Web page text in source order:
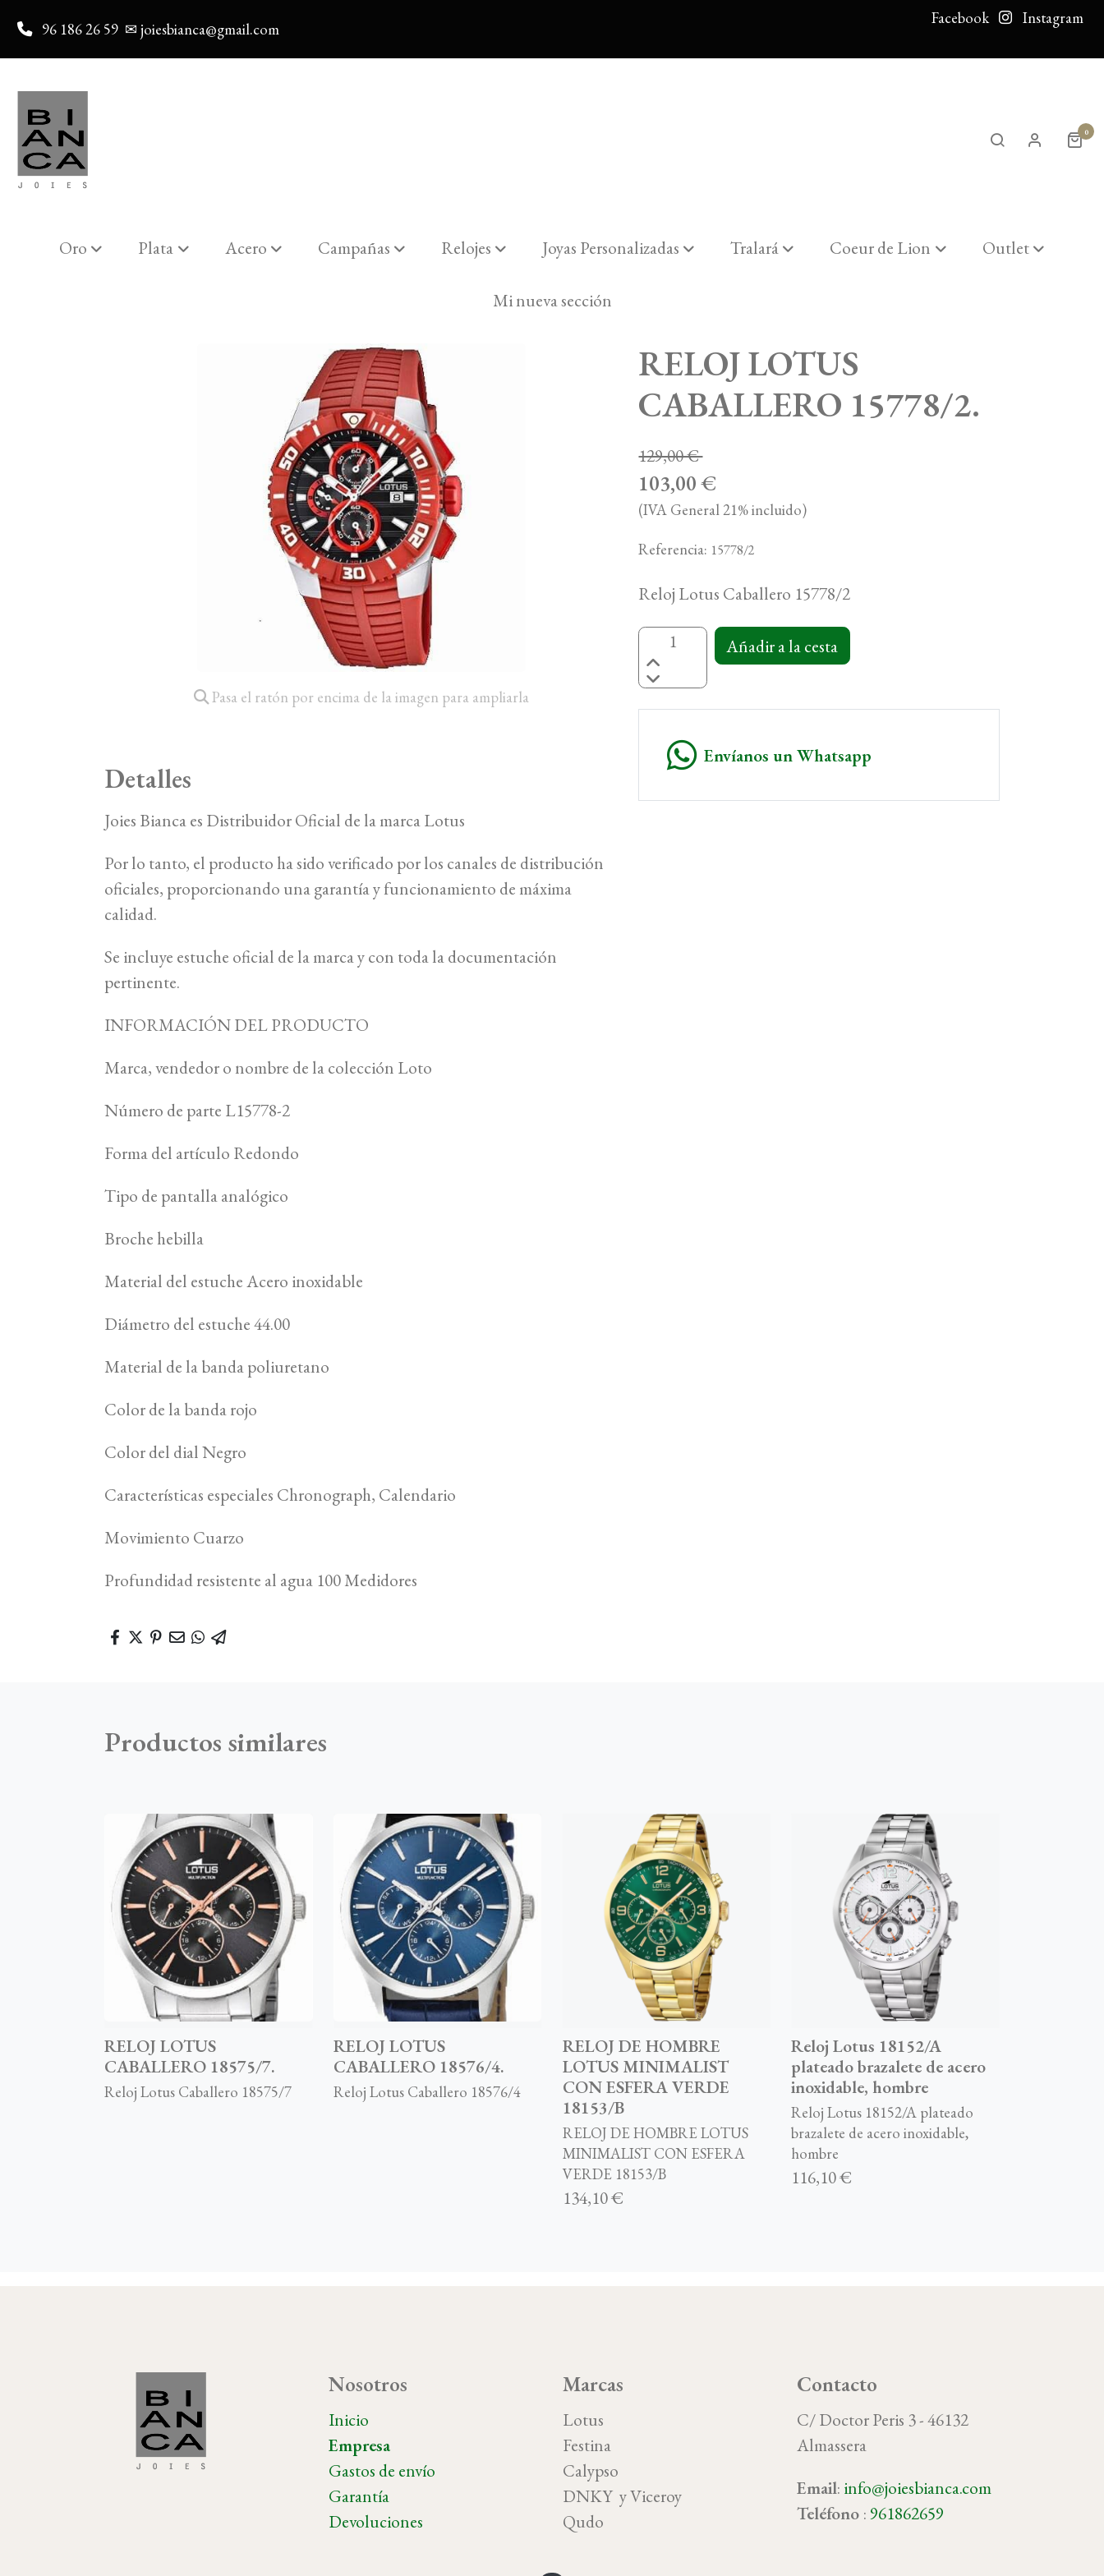
96 186 26 59 ✉ joiesbianca@gmail.com
Facebook Instagram
0
Oro Plata Acero Campañas Relojes Joyas Personalizadas Tralará Coeur de Lion Outlet
Mi nueva sección
Pasa el ratón por encima de la imagen para ampliarla
Detalles
Joies Bianca es Distribuidor Oficial de la marca Lotus
Por lo tanto, el producto ha sido verificado por los canales de distribución
oficiales, proporcionando una garantía y funcionamiento de máxima
calidad.
Se incluye estuche oficial de la marca y con toda la documentación
pertinente.
INFORMACIÓN DEL PRODUCTO
Marca, vendedor o nombre de la colección Loto
Número de parte L15778-2
Forma del artículo Redondo
Tipo de pantalla analógico
Broche hebilla
Material del estuche Acero inoxidable
Diámetro del estuche 44.00
Material de la banda poliuretano
Color de la banda rojo
Color del dial Negro
Características especiales Chronograph, Calendario
Movimiento Cuarzo
Profundidad resistente al agua 100 Medidores
RELOJ LOTUS
CABALLERO 15778/2.
129,00 €
103,00 €
(IVA General 21% incluido)
Referencia: 15778/2
Reloj Lotus Caballero 15778/2
Añadir a la cesta
Envíanos un Whatsapp
Productos similares
RELOJ LOTUS
CABALLERO 18575/7.
Reloj Lotus Caballero 18575/7
RELOJ LOTUS
CABALLERO 18576/4.
Reloj Lotus Caballero 18576/4
RELOJ DE HOMBRE
LOTUS MINIMALIST
CON ESFERA VERDE
18153/B
RELOJ DE HOMBRE LOTUS
MINIMALIST CON ESFERA
VERDE 18153/B
134,10 €
Reloj Lotus 18152/A
plateado brazalete de acero
inoxidable, hombre
Reloj Lotus 18152/A plateado
brazalete de acero inoxidable,
hombre
116,10 €
Nosotros
Inicio
Empresa
Gastos de envío
Garantía
Devoluciones
Marcas
Lotus
Festina
Calypso
DNKY y Viceroy
Qudo
Contacto
C/ Doctor Peris 3 - 46132
Almassera
Email: info@joiesbianca.com
Teléfono :961862659